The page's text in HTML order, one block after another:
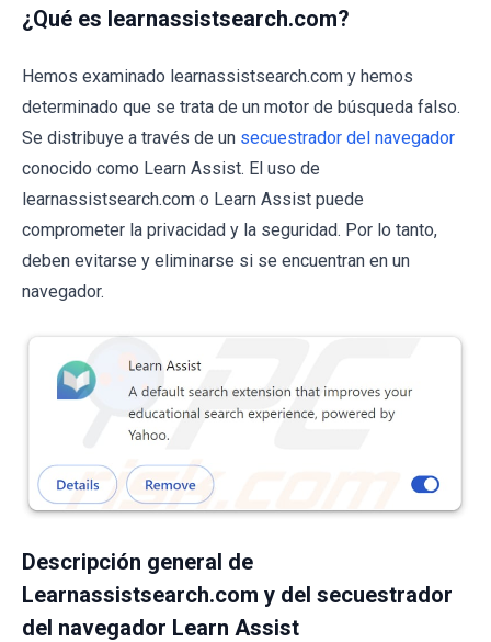
¿Qué es learnassistsearch.com?
Hemos examinado learnassistsearch.com y hemos
determinado que se trata de un motor de búsqueda falso.
Se distribuye a través de un secuestrador del navegador
conocido como Learn Assist. El uso de
learnassistsearch.com o Learn Assist puede
comprometer la privacidad y la seguridad. Por lo tanto,
deben evitarse y eliminarse si se encuentran en un
navegador.
Descripción general de
Learnassistsearch.com y del secuestrador
del navegador Learn Assist